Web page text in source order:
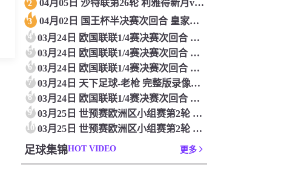
2 04月05日 沙特联第26轮 利雅得新月vs利雅得胜利 全场录像
3 04月02日 国王杯半决赛次回合 皇家马德里vs皇家社会 全场录像
4 03月24日 欧国联联1/4赛决赛次回合 德国vs意大利 全场录像回放
5 03月24日 欧国联联1/4赛决赛次回合 法国vs克罗地亚 全场录像回放
6 03月24日 欧国联联1/4赛决赛次回合 葡萄牙vs丹麦 全场录像回放
7 03月24日 天下足球-老枪 完整版录像回放
8 03月24日 欧国联联1/4赛决赛次回合 西班牙vs荷兰 全场录像回放
9 03月25日 世预赛欧洲区小组赛第2轮 立陶宛vs芬兰 全场录像回放
10 03月25日 世预赛欧洲区小组赛第2轮 波兰vs马耳他 全场录像回放
足球集锦HOT VIDEO 更多